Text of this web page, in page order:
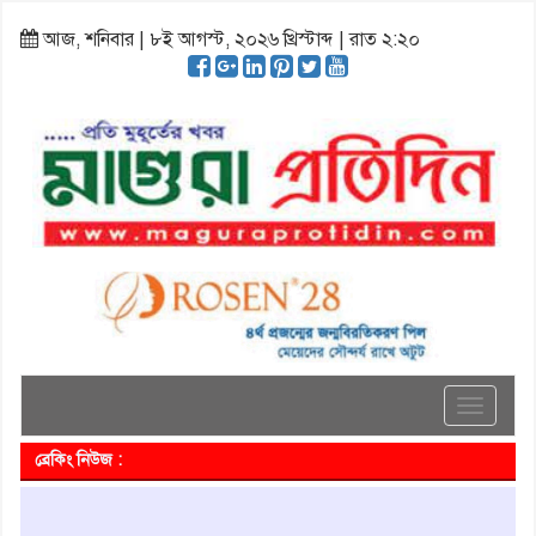
আজ, শনিবার | ৮ই আগস্ট, ২০২৬ খ্রিস্টাব্দ | রাত ২:২০
Toggle
ব্রেকিং নিউজ :